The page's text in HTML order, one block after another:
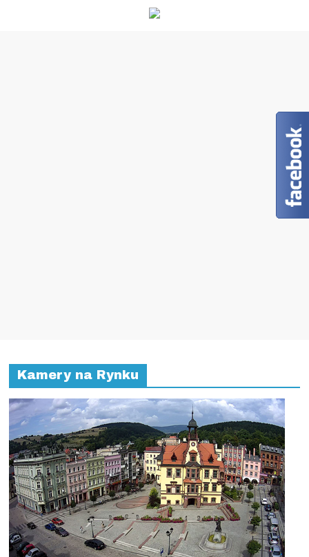
Kamery na Rynku